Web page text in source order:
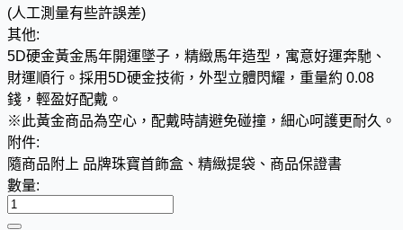
(人工測量有些許誤差)
其他:
5D硬金黃金馬年開運墜子，精緻馬年造型，寓意好運奔馳、
財運順行。採用5D硬金技術，外型立體閃耀，重量約 0.08
錢，輕盈好配戴。
※此黃金商品為空心，配戴時請避免碰撞，細心呵護更耐久。
附件:
隨商品附上 品牌珠寶首飾盒、精緻提袋、商品保證書
數量: